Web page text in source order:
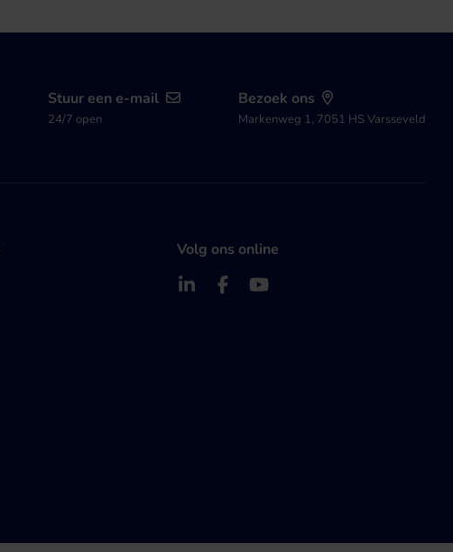
Stuur een e-mail
24/7 open
Bezoek ons
Markenweg 1, 7051 HS Varsseveld
Volg ons online